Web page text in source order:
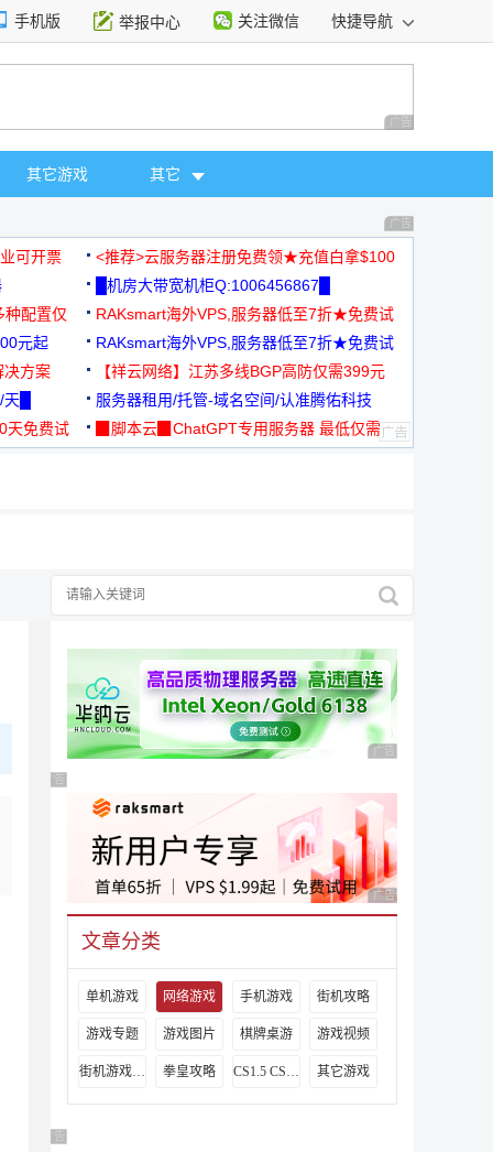
手机版 举报中心 关注微信 快捷导航
广告 商业广告，理
其它游戏 其它
广告 商业广告，理
可开票
<推荐>云服务器注册免费领★充值白拿$100
█机房大带宽机柜Q:1006456867█
种配置仅
RAKsmart海外VPS,服务器低至7折★免费试
用★
元起
RAKsmart海外VPS,服务器低至7折★免费试
用★
决方案
【祥云网络】江苏多线BGP高防仅需399元
█
服务器租用/托管-域名空间/认准腾佑科技
免费试
▉脚本云▉ChatGPT专用服务器 最低仅需
广告 商业广告，理性
广告 商业广告，理性选择
广告 商业广告，理性
文章分类
单机游戏 网络游戏 手机游戏 街机攻略
游戏专题 游戏图片 棋牌桌游 游戏视频
街机游戏出招表 拳皇攻略 CS1.5 CS1.6攻略 其它游戏
广告 商业广告，理性选择